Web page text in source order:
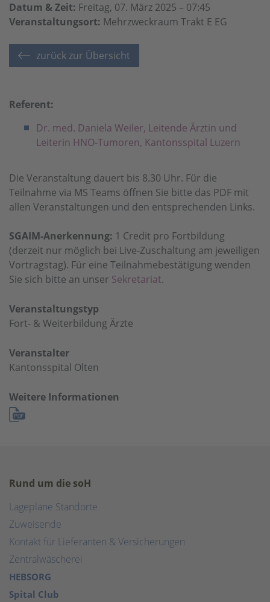
Datum & Zeit: Freitag, 07. März 2025 – 07:45
Veranstaltungsort: Mehrzweckraum Trakt E EG
zurück zur Übersicht
Referent:
Dr. med. Daniela Weiler, Leitende Ärztin und
Leiterin HNO-Tumoren, Kantonsspital Luzern
Die Veranstaltung dauert bis 8.30 Uhr. Für die
Teilnahme via MS Teams öffnen Sie bitte das PDF mit
allen Veranstaltungen und den entsprechenden Links.
SGAIM-Anerkennung: 1 Credit pro Fortbildung
(derzeit nur möglich bei Live-Zuschaltung am jeweiligen
Vortragstag). Für eine Teilnahmebestätigung wenden
Sie sich bitte an unser Sekretariat.
Veranstaltungstyp
Fort- & Weiterbildung Ärzte
Veranstalter
Kantonsspital Olten
Weitere Informationen
Rund um die soH
Lagepläne Standorte
Zuweisende
Kontakt für Lieferanten & Versicherungen
Zentralwäscherei
HEBSORG
Spital Club